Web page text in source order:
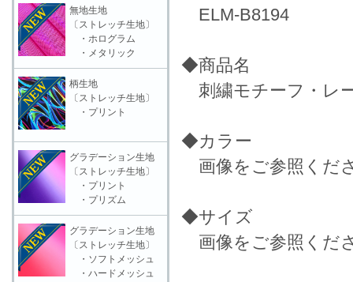
ELM-B8194
◆商品名
刺繍モチーフ・レ
◆カラー
画像をご参照くだ
◆サイズ
画像をご参照くだ
無地生地
〔ストレッチ生地〕
・ホログラム
・メタリック
柄生地
〔ストレッチ生地〕
・プリント
グラデーション生地
〔ストレッチ生地〕
・プリント
・プリズム
グラデーション生地
〔ストレッチ生地〕
・ソフトメッシュ
・ハードメッシュ